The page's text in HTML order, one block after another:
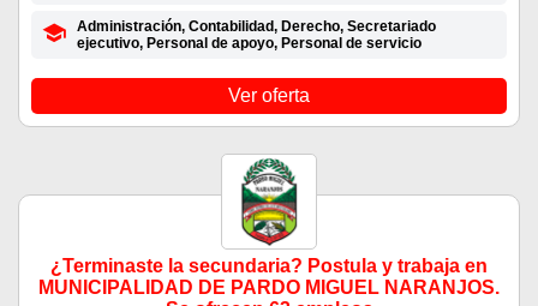
Administración, Contabilidad, Derecho, Secretariado
ejecutivo, Personal de apoyo, Personal de servicio
Ver oferta
¿Terminaste la secundaria? Postula y trabaja en
MUNICIPALIDAD DE PARDO MIGUEL NARANJOS.